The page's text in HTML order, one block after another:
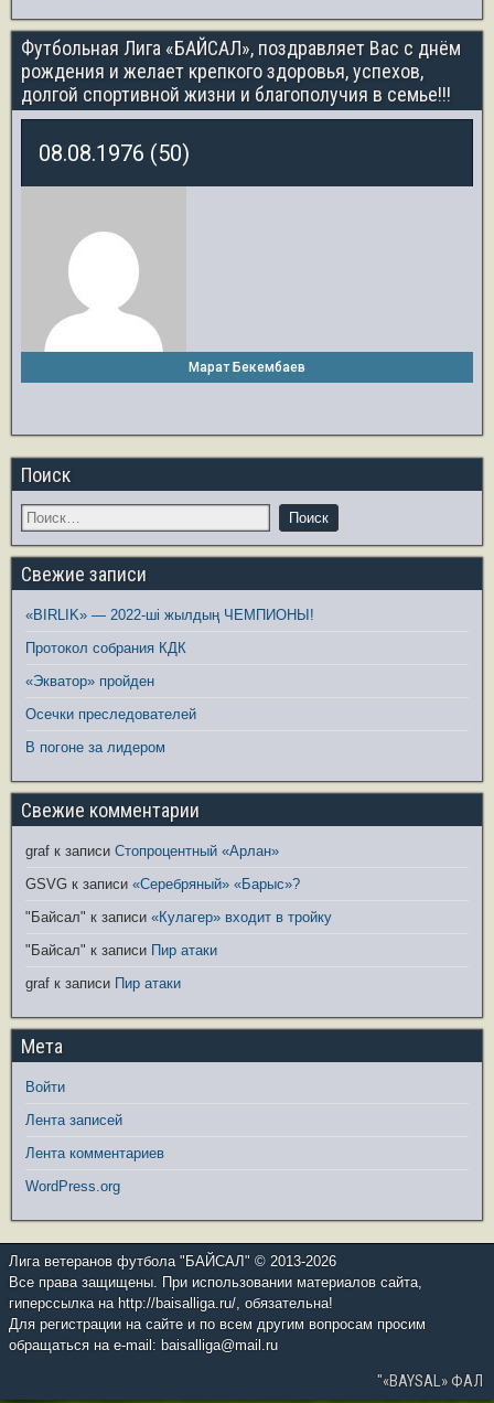
Футбольная Лига «БАЙСАЛ», поздравляет Вас с днём
рождения и желает крепкого здоровья, успехов,
долгой спортивной жизни и благополучия в семье!!!
08.08.1976 (50)
Марат Бекембаев
Поиск
Свежие записи
«BIRLIK» — 2022-ші жылдың ЧЕМПИОНЫ!
Протокол собрания КДК
«Экватор» пройден
Осечки преследователей
В погоне за лидером
Свежие комментарии
graf к записи Стопроцентный «Арлан»
GSVG к записи «Серебряный» «Барыс»?
"Байсал" к записи «Кулагер» входит в тройку
"Байсал" к записи Пир атаки
graf к записи Пир атаки
Мета
Войти
Лента записей
Лента комментариев
WordPress.org
Лига ветеранов футбола "БАЙСАЛ" © 2013-2026
Все права защищены. При использовании материалов сайта,
гиперссылка на http://baisalliga.ru/, обязательна!
Для регистрации на сайте и по всем другим вопросам просим
обращаться на e-mail: baisalliga@mail.ru
"«BAYSAL» ФАЛ